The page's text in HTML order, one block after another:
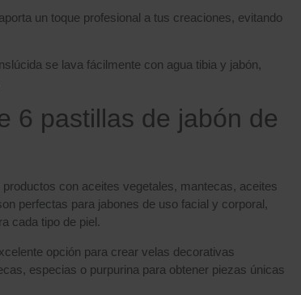
un toque profesional a tus creaciones, evitando
se lava fácilmente con agua tibia y jabón,
6 pastillas de jabón de
con aceites vegetales, mantecas, aceites
perfectas para jabones de uso facial y corporal,
cada tipo de piel.
opción para crear velas decorativas
especias o purpurina para obtener piezas únicas